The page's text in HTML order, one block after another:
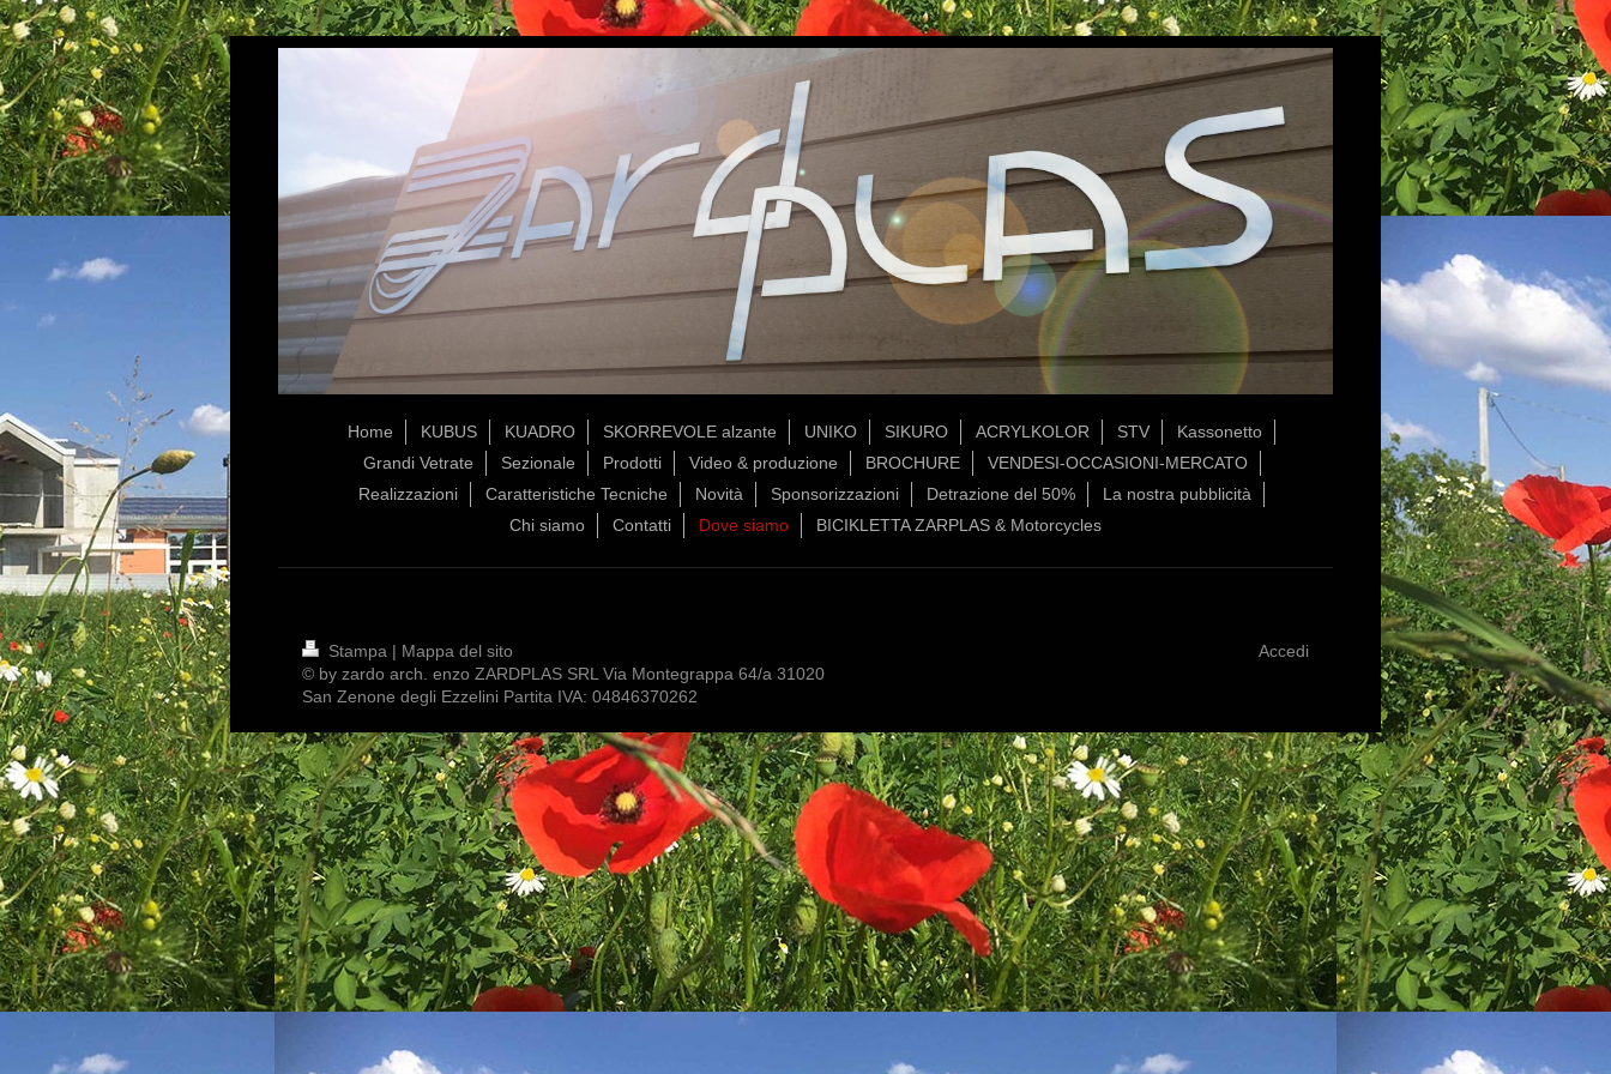
Home KUBUS KUADRO SKORREVOLE alzante UNIKO SIKURO ACRYLKOLOR STV
Kassonetto
Grandi Vetrate
Sezionale Prodotti Video & produzione BROCHURE
VENDESI-OCCASIONI-MERCATO
Realizzazioni
Caratteristiche Tecniche Novità Sponsorizzazioni Detrazione del 50%
La nostra pubblicità
Chi siamo
Contatti Dove siamo BICIKLETTA ZARPLAS & Motorcycles
Stampa | Mappa del sito
© by zardo arch. enzo ZARDPLAS SRL Via Montegrappa 64/a 31020
San Zenone degli Ezzelini Partita IVA: 04846370262
Accedi